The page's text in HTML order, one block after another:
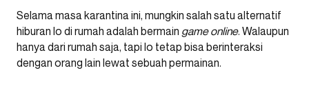
Selama masa karantina ini, mungkin salah satu alternatif
hiburan lo di rumah adalah bermain game online. Walaupun
hanya dari rumah saja, tapi lo tetap bisa berinteraksi
dengan orang lain lewat sebuah permainan.